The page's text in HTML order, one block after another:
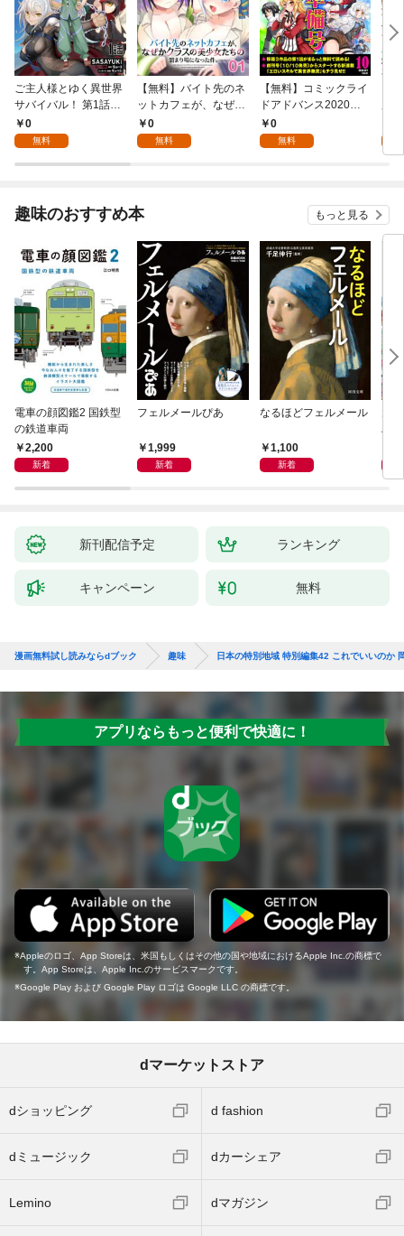
ご主人様とゆく異世界
サバイバル！ 第1話
【単話版】
0
無料
【無料】バイト先のネ
ットカフェが、なぜか
クラスの美少女たちの
溜まり場になった件。
0
無料
【無料】コミックライ
ドアドバンス2020年1
0月創刊準備号(vol.01)
0
無料
世
の
趣味のおすすめ本 もっと見る
電車の顔図鑑2 国鉄型
の鉄道車両
2,200
新着
フェルメールぴあ
1,999
新着
なるほどフェルメール
1,100
新着
ハ
新刊配信予定 ランキング
キャンペーン 無料
漫画無料試し読みならdブック 趣味 日本の特別地域 特別編集42 これでいいのか
アプリならもっと便利で快適に！
Appleのロゴ、App Storeは、米国もしくはその他の国や地域におけるApple Inc.の商標で
す。App Storeは、Apple Inc.のサービスマークです。
Google Play および Google Play ロゴは Google LLC の商標です。
dマーケットストア
dショッピング d fashion
dミュージック dカーシェア
Lemino dマガジン